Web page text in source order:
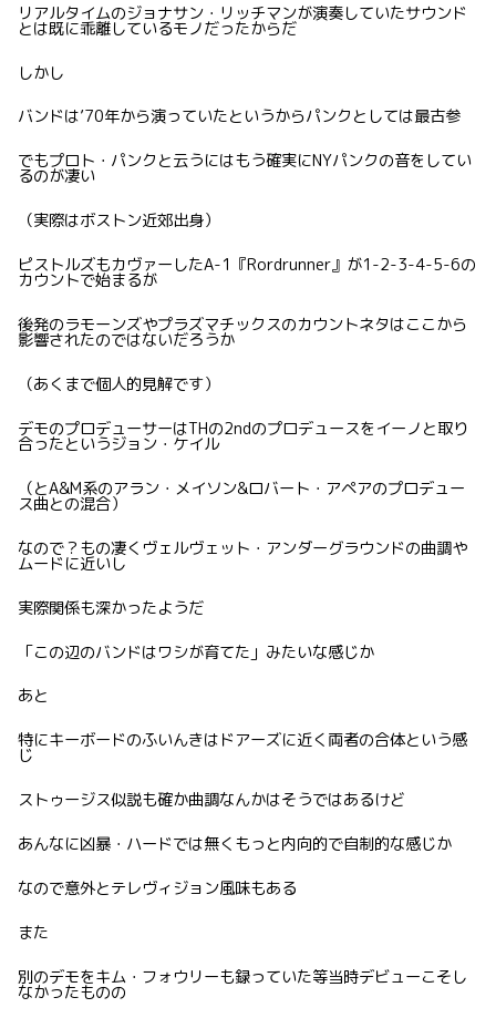
リアルタイムのジョナサン・リッチマンが演奏していたサウンド
とは既に乖離しているモノだったからだ
しかし
バンドは’70年から演っていたというからパンクとしては最古参
でもプロト・パンクと云うにはもう確実にNYパンクの音をしてい
るのが凄い
（実際はボストン近郊出身）
ピストルズもカヴァーしたA-1『Rordrunner』が1-2-3-4-5-6の
カウントで始まるが
後発のラモーンズやプラズマチックスのカウントネタはここから
影響されたのではないだろうか
（あくまで個人的見解です）
デモのプロデューサーはTHの2ndのプロデュースをイーノと取り
合ったというジョン・ケイル
（とA&M系のアラン・メイソン&ロバート・アペアのプロデュー
ス曲との混合）
なので？もの凄くヴェルヴェット・アンダーグラウンドの曲調や
ムードに近いし
実際関係も深かったようだ
「この辺のバンドはワシが育てた」みたいな感じか
あと
特にキーボードのふいんきはドアーズに近く両者の合体という感
じ
ストゥージス似説も確か曲調なんかはそうではあるけど
あんなに凶暴・ハードでは無くもっと内向的で自制的な感じか
なので意外とテレヴィジョン風味もある
また
別のデモをキム・フォウリーも録っていた等当時デビューこそし
なかったものの